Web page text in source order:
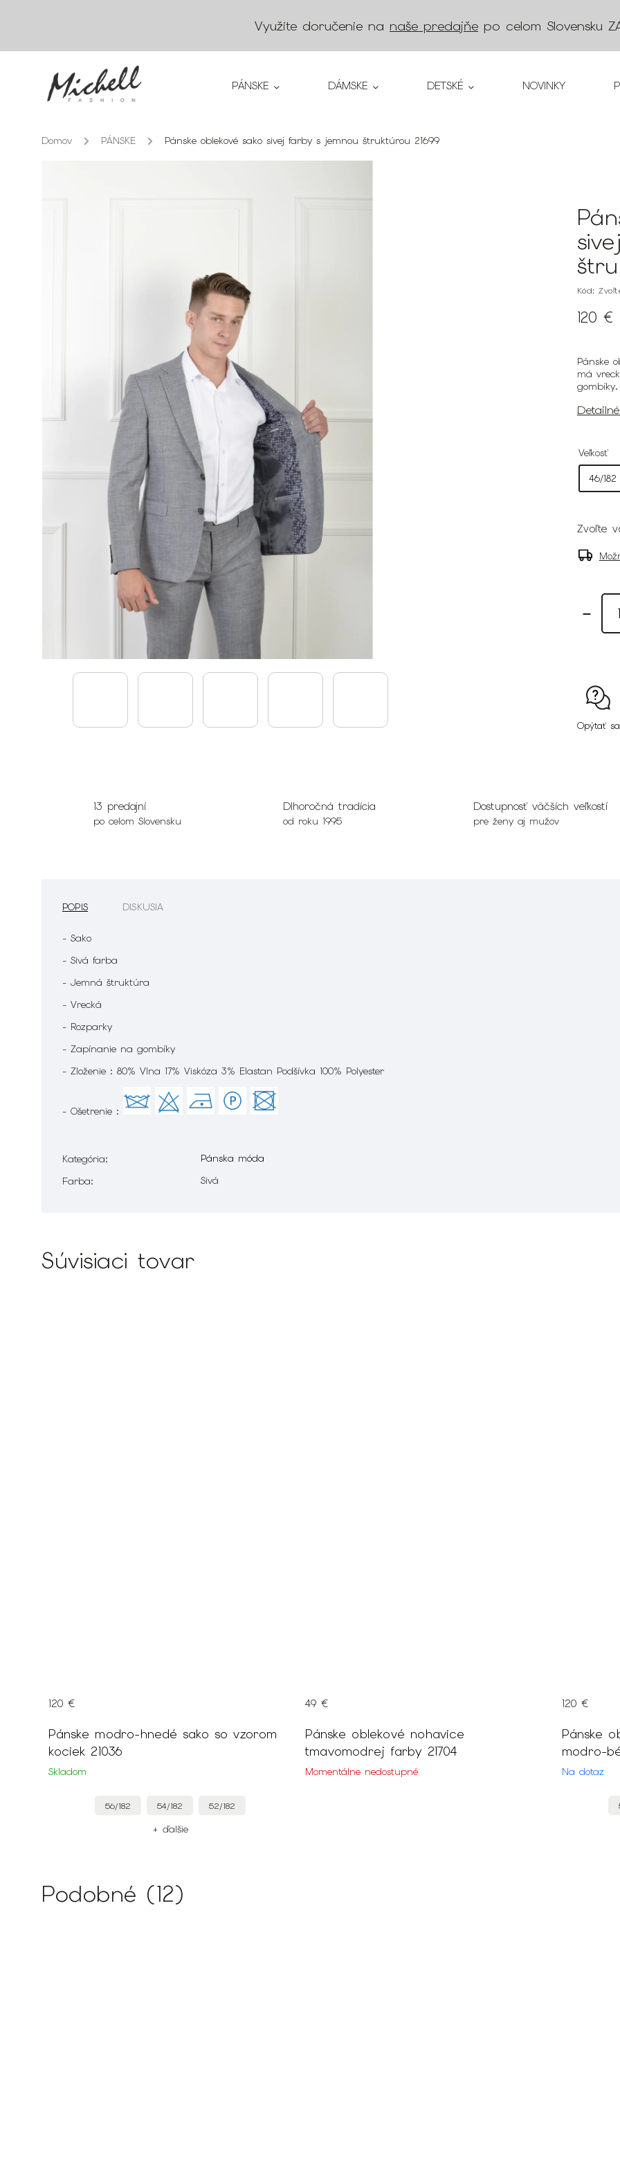
Využite doručenie na naše predajňe po celom Slovensku
PÁNSKE DÁMSKE DETSKÉ NOVINKY
Domov / PÁNSKE / Pánske oblekové sako sivej farby s jemnou štruktúrou 21699
Kód:
120 €
Pánske
má
Veľkosť
Zvoľte
Opýtať sa
13 predajní
po celom Slovensku
Dlhoročná tradícia
od roku 1995
Dostupnosť väčších veľkostí
pre ženy aj mužov
POPIS DISKUSIA
- Sako
- Sivá farba
- Jemná štruktúra
- Vrecká
- Rozparky
- Zapínanie na gombíky
- Zloženie : 80% Vlna 17% Viskóza 3% Elastan Podšívka 100% Polyester
- Ošetrenie :
Kategória:
Pánska móda
Farba: Sivá
Súvisiaci tovar
Pánske modro-hnedé sako so vzorom
kociek 21036
Skladom
120 €
56/182 54/182 52/182
+ ďalšie
Pánske oblekové nohavice
tmavomodrej farby 21704
Momentálne nedostupné
49 €
Pánske
Na dotaz
120 €
Podobné (12)